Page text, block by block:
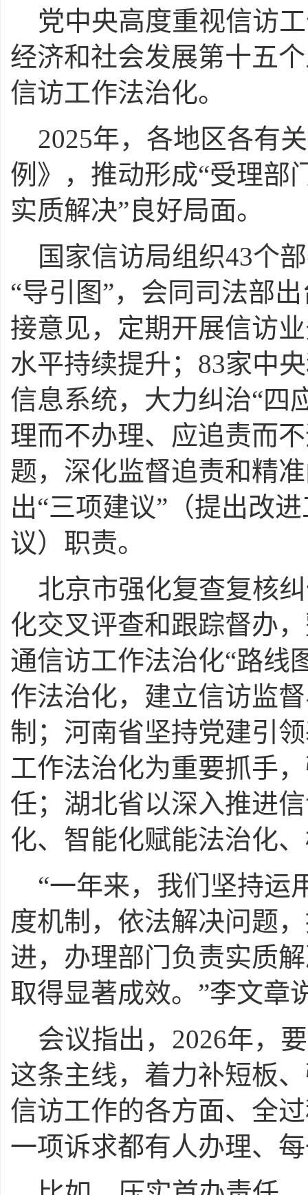
党中央高度重视信访
经济和社会发展第十五
信访工作法治化。
2025年，各地区各有
例》，推动形成“受理部
实质解决”良好局面。
国家信访局组织43个
“导引图”，会同司法部
接意见，定期开展信访
水平持续提升；83家中
信息系统，大力纠治“四
理而不办理、应追责而
题，深化监督追责和精
出“三项建议” （提出改
议） 职责。
北京市强化复查复核
化交叉评查和跟踪督办
通信访工作法治化“路线
作法治化，建立信访监
制；河南省坚持党建引
工作法治化为重要抓手
任；湖北省以深入推进
化、智能化赋能法治化
“一年来，我们坚持运
度机制，依法解决问题
进，办理部门负责实质
取得显著成效。”李文章
会议指出，2026年，
这条主线，着力补短板
信访工作的各方面、全
一项诉求都有人办理、